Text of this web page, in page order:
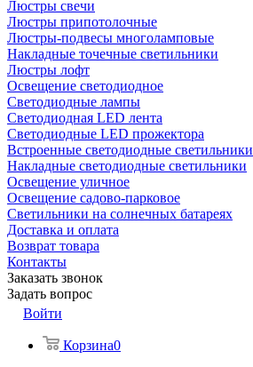
Люстры свечи
Люстры припотолочные
Люстры-подвесы многоламповые
Накладные точечные светильники
Люстры лофт
Освещение светодиодное
Светодиодные лампы
Светодиодная LED лента
Светодиодные LED прожектора
Встроенные светодиодные светильники
Накладные светодиодные светильники
Освещение уличное
Освещение садово-парковое
Светильники на солнечных батареях
Доставка и оплата
Возврат товара
Контакты
Заказать звонок
Задать вопрос
Войти
Корзина0